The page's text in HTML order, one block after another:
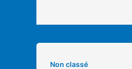
Non classé